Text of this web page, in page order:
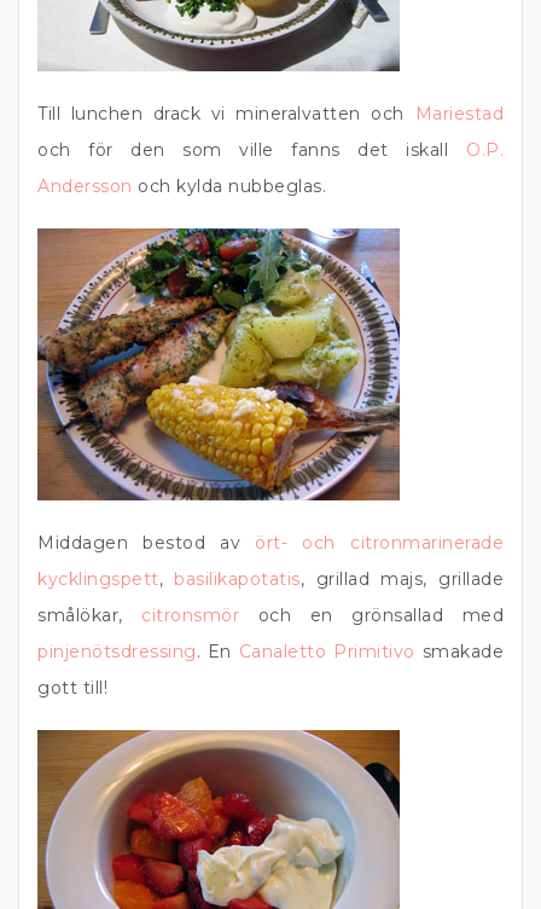
Till lunchen drack vi mineralvatten och
Mariestad
och för den som ville fanns det iskall O.P.
Andersson och kylda nubbeglas.
Middagen bestod av ört- och citronmarinerade
kycklingspett, basilikapotatis, grillad majs, grillade
smålökar, citronsmör och en grönsallad med
pinjenötsdressing. En Canaletto Primitivo smakade
gott till!